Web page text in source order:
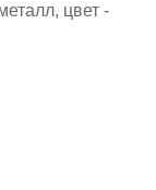
цвет -